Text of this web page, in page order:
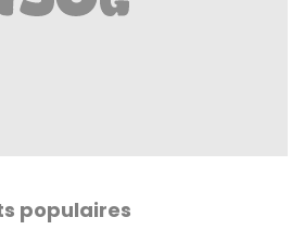
populaires